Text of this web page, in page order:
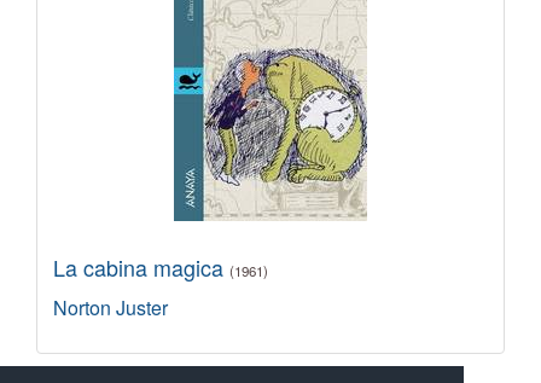
La cabina magica (1961)
Norton Juster